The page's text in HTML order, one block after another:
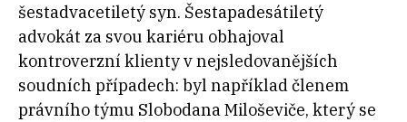
šestadvacetiletý syn. Šestapadesátiletý
advokát za svou kariéru obhajoval
kontroverzní klienty v nejsledovanějších
soudních případech: byl například členem
právního týmu Slobodana Miloševiče, který se